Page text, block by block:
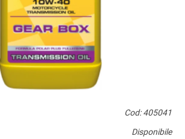
Cod: 405041
Disponibile